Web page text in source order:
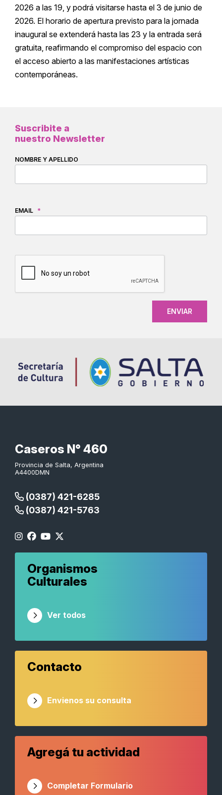
2026 a las 19, y podrá visitarse hasta el 3 de junio de
2026. El horario de apertura previsto para la jornada
inaugural se extenderá hasta las 23 y la entrada será
gratuita, reafirmando el compromiso del espacio con
el acceso abierto a las manifestaciones artísticas
contemporáneas.
Suscribite a
nuestro Newsletter
NOMBRE Y APELLIDO
EMAIL *
Caseros N° 460
Provincia de Salta, Argentina
A4400DMN
(0387) 421-6285
(0387) 421-5763
Organismos
Culturales
Ver todos
Contacto
Envienos su consulta
Agregá tu actividad
Completar Formulario